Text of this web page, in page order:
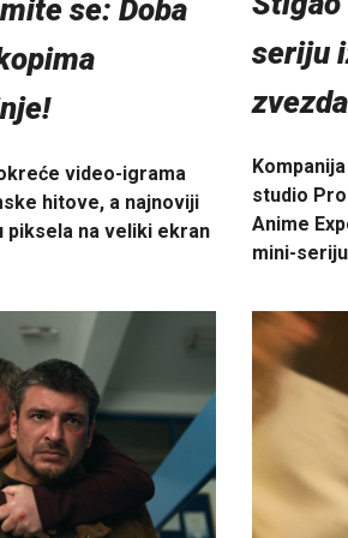
se: Doba
video-igrama
hitove, a najnoviji
piksela na veliki ekran
seriju
studio
Anime
mini-